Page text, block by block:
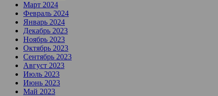
Март 2024
Февраль 2024
Январь 2024
Декабрь 2023
Ноябрь 2023
Октябрь 2023
Сентябрь 2023
Август 2023
Июль 2023
Июнь 2023
Май 2023